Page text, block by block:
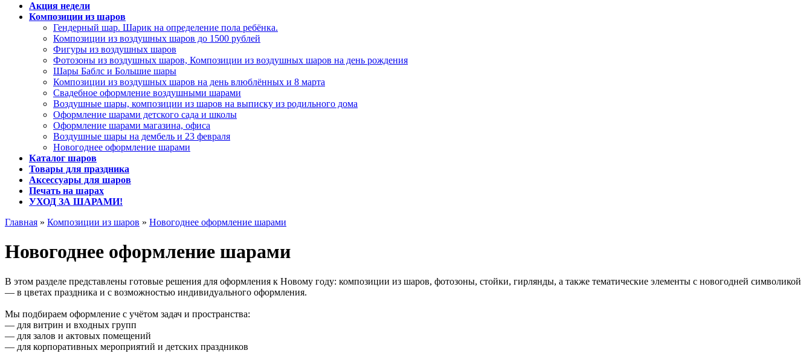
Акция недели
Композиции из шаров
Гендерный шар. Шарик на определение пола ребёнка.
Композиции из воздушных шаров до 1500 рублей
Фигуры из воздушных шаров
Фотозоны из воздушных шаров, Композиции из воздушных шаров на день рождения
Шары Баблс и Большие шары
Композиции из воздушных шаров на день влюблённых и 8 марта
Свадебное оформление воздушными шарами
Воздушные шары, композиции из шаров на выписку из родильного дома
Оформление шарами детского сада и школы
Оформление шарами магазина, офиса
Воздушные шары на дембель и 23 февраля
Новогоднее оформление шарами
Каталог шаров
Товары для праздника
Аксессуары для шаров
Печать на шарах
УХОД ЗА ШАРАМИ!
Главная » Композиции из шаров » Новогоднее оформление шарами
Новогоднее оформление шарами
В этом разделе представлены готовые решения для оформления к Новому году: композиции из шаров, фотозоны, стойки, гирлянды, а также тематические элементы с новогодней символикой
— в цветах праздника и с возможностью индивидуального оформления.
Мы подбираем оформление с учётом задач и пространства:
— для витрин и входных групп
— для залов и актовых помещений
— для корпоративных мероприятий и детских праздников